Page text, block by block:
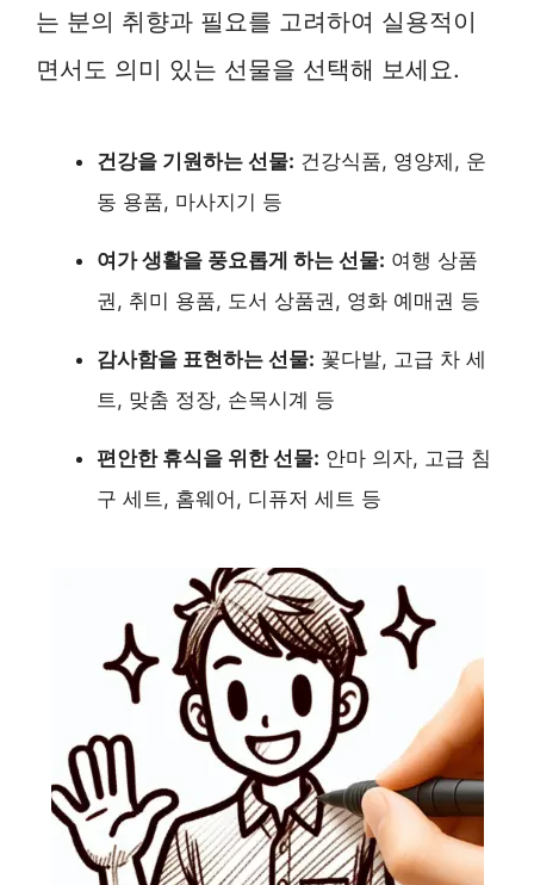
는 분의 취향과 필요를 고려하여 실용적이
면서도 의미 있는 선물을 선택해 보세요.
건강을 기원하는 선물: 건강식품, 영양제, 운
동 용품, 마사지기 등
여가 생활을 풍요롭게 하는 선물: 여행 상품
권, 취미 용품, 도서 상품권, 영화 예매권 등
감사함을 표현하는 선물: 꽃다발, 고급 차 세
트, 맞춤 정장, 손목시계 등
편안한 휴식을 위한 선물: 안마 의자, 고급 침
구 세트, 홈웨어, 디퓨저 세트 등